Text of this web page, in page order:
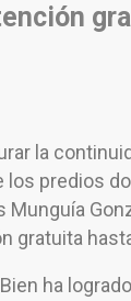
la
predios
Munguía
gratuita
ha